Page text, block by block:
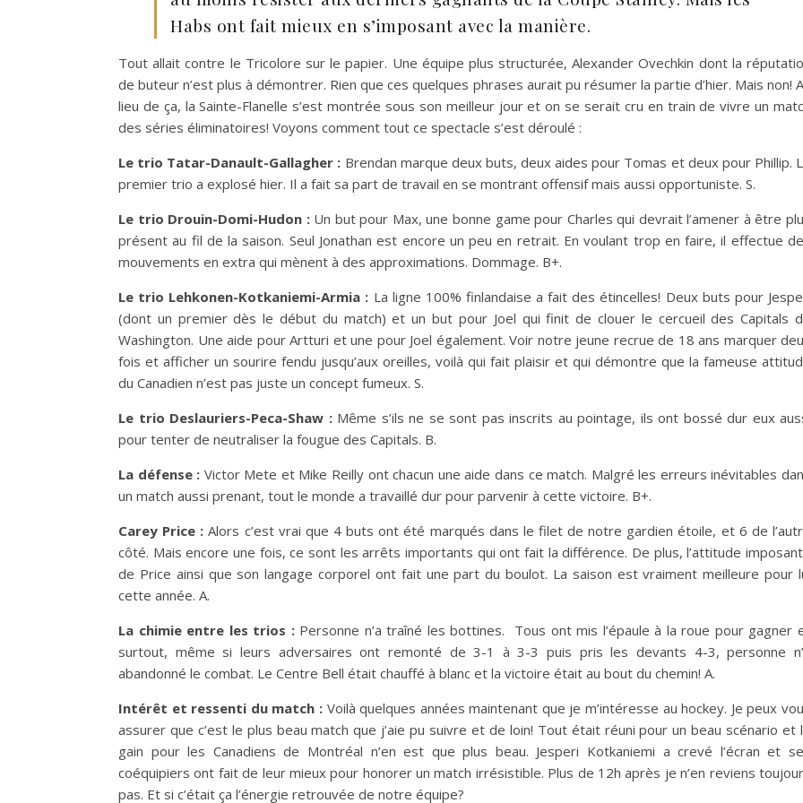
Habs ont fait mieux en s’imposant avec la manière.
Tout allait contre le Tricolore sur le papier. Une équipe plus structurée, Alexander Ovechkin dont la
de buteur n’est plus à démontrer. Rien que ces quelques phrases aurait pu résumer la partie d’hier. Mais non!
lieu de ça, la Sainte-Flanelle s’est montrée sous son meilleur jour et on se serait cru en train de vivre un
des séries éliminatoires! Voyons comment tout ce spectacle s’est déroulé :
Le trio Tatar-Danault-Gallagher : Brendan marque deux buts, deux aides pour Tomas et deux pour Phillip.
premier trio a explosé hier. Il a fait sa part de travail en se montrant offensif mais aussi opportuniste. S.
Le trio Drouin-Domi-Hudon :Un but pour Max, une bonne game pour Charles qui devrait l’amener à être
présent au fil de la saison. Seul Jonathan est encore un peu en retrait. En voulant trop en faire, il effectue
mouvements en extra qui mènent à des approximations. Dommage. B+.
Le trio Lehkonen-Kotkaniemi-Armia : La ligne 100% finlandaise a fait des étincelles! Deux buts pour
(dont un premier dès le début du match) et un but pour Joel qui finit de clouer le cercueil des Capitals
Washington. Une aide pour Artturi et une pour Joel également. Voir notre jeune recrue de 18 ans marquer
fois et afficher un sourire fendu jusqu’aux oreilles, voilà qui fait plaisir et qui démontre que la fameuse
du Canadien n’est pas juste un concept fumeux. S.
Le trio Deslauriers-Peca-Shaw :Même s’ils ne se sont pas inscrits au pointage, ils ont bossé dur eux
pour tenter de neutraliser la fougue des Capitals. B.
La défense : Victor Mete et Mike Reilly ont chacun une aide dans ce match. Malgré les erreurs inévitables
un match aussi prenant, tout le monde a travaillé dur pour parvenir à cette victoire. B+.
Carey Price : Alors c’est vrai que 4 buts ont été marqués dans le filet de notre gardien étoile, et 6 de
côté. Mais encore une fois, ce sont les arrêts importants qui ont fait la différence. De plus, l’attitude
de Price ainsi que son langage corporel ont fait une part du boulot. La saison est vraiment meilleure pour
cette année. A.
La chimie entre les trios :Personne n’a traîné les bottines. Tous ont mis l’épaule à la roue pour gagner
surtout, même si leurs adversaires ont remonté de 3-1 à 3-3 puis pris les devants 4-3, personne
abandonné le combat. Le Centre Bell était chauffé à blanc et la victoire était au bout du chemin! A.
Intérêt et ressenti du match :Voilà quelques années maintenant que je m’intéresse au hockey. Je peux
assurer que c’est le plus beau match que j’aie pu suivre et de loin! Tout était réuni pour un beau scénario et
gain pour les Canadiens de Montréal n’en est que plus beau. Jesperi Kotkaniemi a crevé l’écran et
coéquipiers ont fait de leur mieux pour honorer un match irrésistible. Plus de 12h après je n’en reviens
pas. Et si c’était ça l’énergie retrouvée de notre équipe?